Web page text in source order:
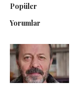
Popüler
Yorumlar